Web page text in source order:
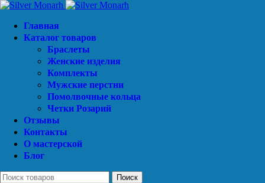
Главная
Каталог товаров
Браслеты
Женские изделия
Комплекты
Мужские перстни
Помолвочные кольца
Четки Розарий
Отзывы
Контакты
О мастерской
Блог
Поиск